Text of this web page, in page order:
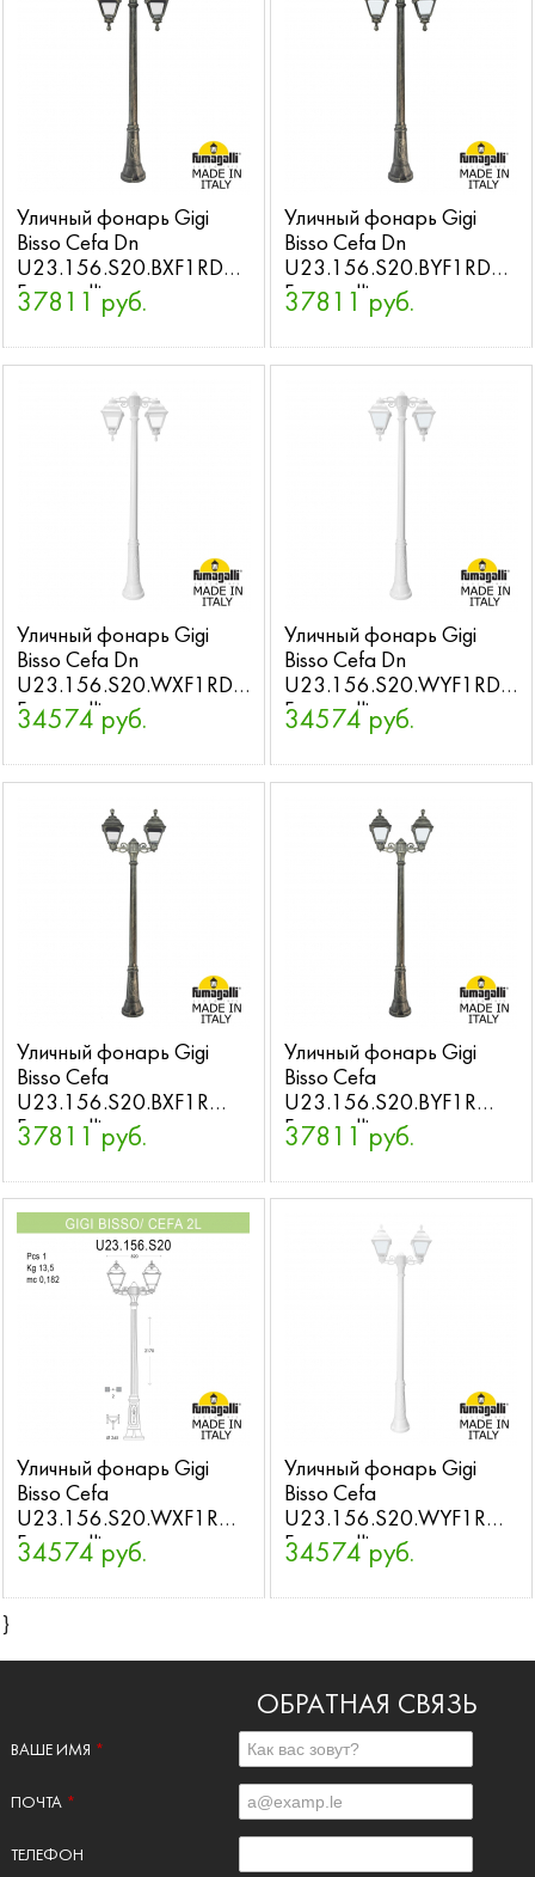
Уличный фонарь Gigi
Bisso Cefa Dn
U23.156.S20.BXF1RDN
Fumagalli
37811 руб.
Уличный фонарь Gigi
Bisso Cefa Dn
U23.156.S20.BYF1RDN
Fumagalli
37811 руб.
Уличный фонарь Gigi
Bisso Cefa Dn
U23.156.S20.WXF1RDN
Fumagalli
34574 руб.
Уличный фонарь Gigi
Bisso Cefa Dn
U23.156.S20.WYF1RDN
Fumagalli
34574 руб.
Уличный фонарь Gigi
Bisso Cefa
U23.156.S20.BXF1R
Fumagalli
37811 руб.
Уличный фонарь Gigi
Bisso Cefa
U23.156.S20.BYF1R
Fumagalli
37811 руб.
Уличный фонарь Gigi
Bisso Cefa
U23.156.S20.WXF1R
Fumagalli
34574 руб.
Уличный фонарь Gigi
Bisso Cefa
U23.156.S20.WYF1R
Fumagalli
34574 руб.
}
ОБРАТНАЯ СВЯЗЬ
ВАШЕ ИМЯ *
ПОЧТА *
ТЕЛЕФОН